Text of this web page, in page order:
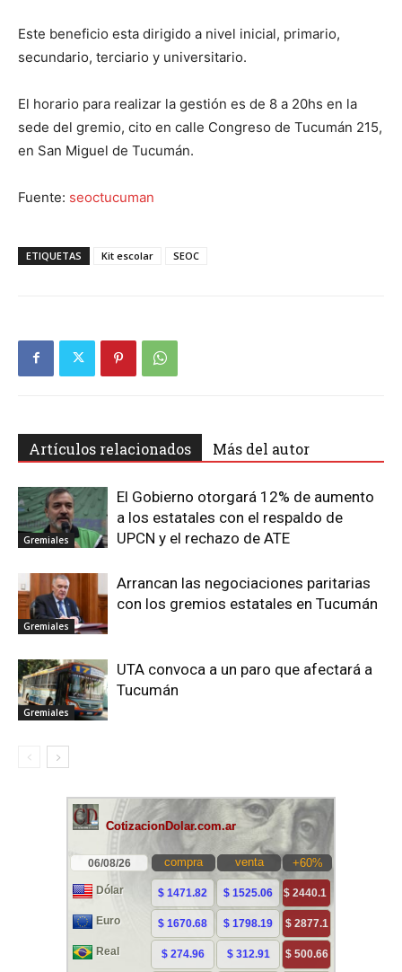
Este beneficio esta dirigido a nivel inicial, primario,
secundario, terciario y universitario.
El horario para realizar la gestión es de 8 a 20hs en la
sede del gremio, cito en calle Congreso de Tucumán 215,
en San Miguel de Tucumán.
Fuente: seoctucuman
ETIQUETAS Kit escolar SEOC
Artículos relacionados Más del autor
Gremiales
El Gobierno otorgará 12% de aumento
a los estatales con el respaldo de
UPCN y el rechazo de ATE
Gremiales
Arrancan las negociaciones paritarias
con los gremios estatales en Tucumán
Gremiales
UTA convoca a un paro que afectará a
Tucumán